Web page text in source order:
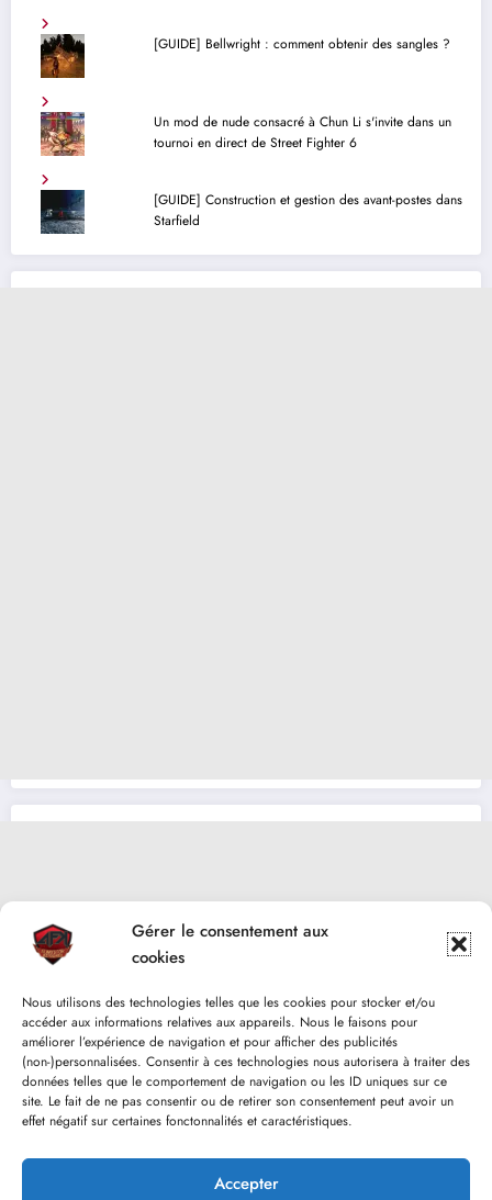
Gérer le consentement aux
cookies
Nous utilisons des technologies telles que les cookies pour stocker et/ou
accéder aux informations relatives aux appareils. Nous le faisons pour
améliorer l’expérience de navigation et pour afficher des publicités
(non-)personnalisées. Consentir à ces technologies nous autorisera à traiter des
données telles que le comportement de navigation ou les ID uniques sur ce
site. Le fait de ne pas consentir ou de retirer son consentement peut avoir un
effet négatif sur certaines fonctonnalités et caractéristiques.
Accepter
[GUIDE] Bellwright : comment obtenir des sangles ?
Un mod de nude consacré à Chun Li s'invite dans un
tournoi en direct de Street Fighter 6
[GUIDE] Construction et gestion des avant-postes dans
Starfield